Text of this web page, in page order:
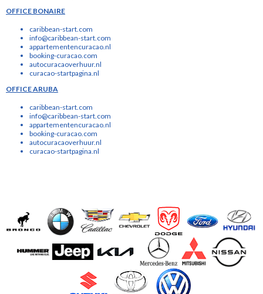
OFFICE BONAIRE
caribbean-start.com
info@caribbean-start.com
appartementencuracao.nl
booking-curacao.com
autocuracaoverhuur.nl
curacao-startpagina.nl
OFFICE ARUBA
caribbean-start.com
info@caribbean-start.com
appartementencuracao.nl
booking-curacao.com
autocuracaoverhuur.nl
curacao-startpagina.nl